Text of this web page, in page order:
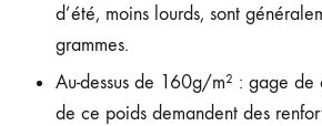
d’été, moins lourds, sont
grammes.
Au-dessus de 160g/m² : gage de
de ce poids demandent des